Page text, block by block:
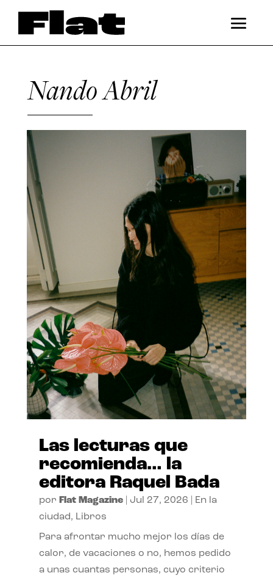
Nando Abril
Las lecturas que
recomienda… la
editora Raquel Bada
por Flat Magazine| Jul 27, 2026
En la
ciudad, Libros
Para afrontar mucho mejor los días de
calor, de vacaciones o no, hemos pedido
a unas cuantas personas, cuyo criterio